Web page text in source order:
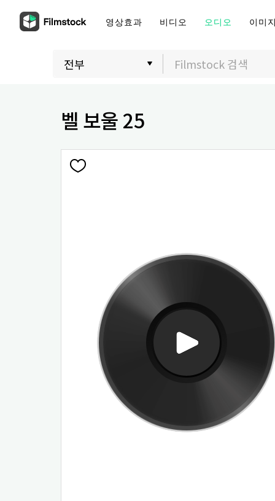
영상효과 비디오 오디오 이미
벨 보울 25